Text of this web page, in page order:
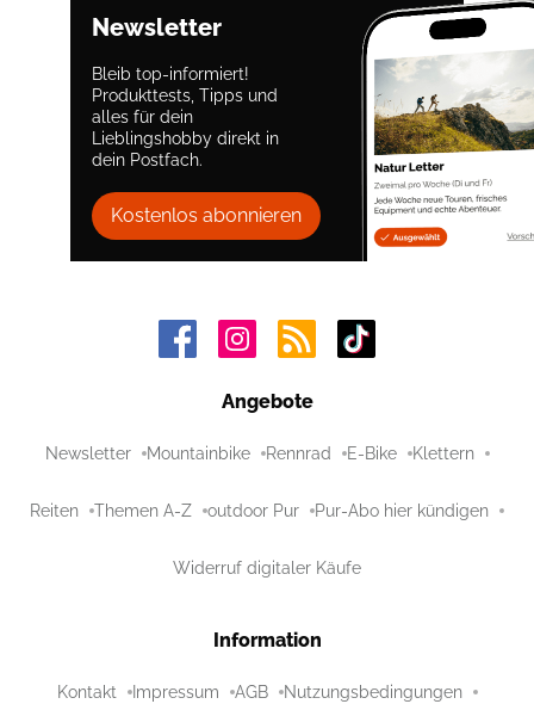
Newsletter
Bleib top-informiert!
Produkttests, Tipps und
alles für dein
Lieblingshobby direkt in
dein Postfach.
Kostenlos abonnieren
Angebote
Newsletter Mountainbike Rennrad E-Bike Klettern
Reiten Themen A-Z outdoor Pur Pur-Abo hier kündigen
Widerruf digitaler Käufe
Information
Kontakt Impressum AGB Nutzungsbedingungen